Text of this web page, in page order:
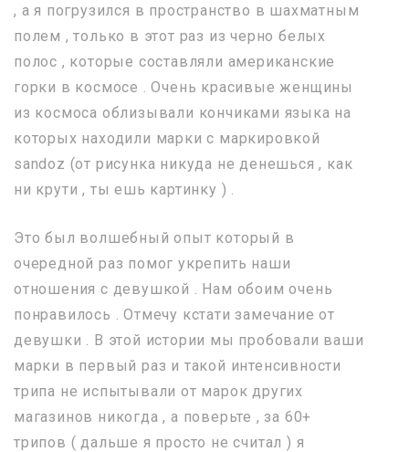
, а я погрузился в пространство в шахматным
полем , только в этот раз из черно белых
полос , которые составляли американские
горки в космосе . Очень красивые женщины
из космоса облизывали кончиками языка на
которых находили марки с маркировкой
sandoz (от рисунка никуда не денешься , как
ни крути , ты ешь картинку ) .
Это был волшебный опыт который в
очередной раз помог укрепить наши
отношения с девушкой . Нам обоим очень
понравилось . Отмечу кстати замечание от
девушки . В этой истории мы пробовали ваши
марки в первый раз и такой интенсивности
трипа не испытывали от марок других
магазинов никогда , а поверьте , за 60+
трипов ( дальше я просто не считал ) я